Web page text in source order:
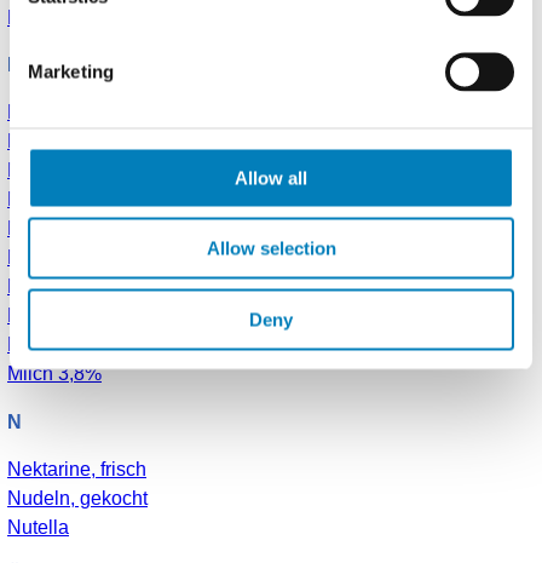
Marketing
Allow all
Allow selection
Deny
Mandeln, ganz
Marmelade, Durchschnitt
Mehl, Weizenmehl Type 405
Milch, 1,5% Fett
Milch 3,8%
N
Nektarine, frisch
Nudeln, gekocht
Nutella